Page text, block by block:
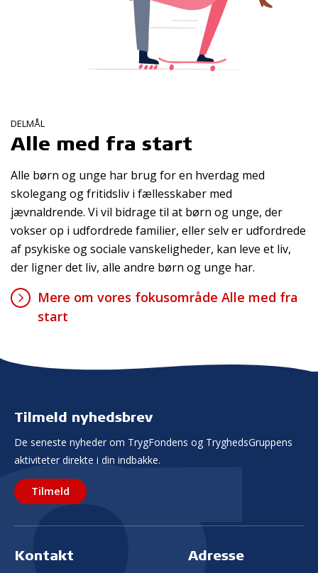
DELMÅL
Alle med fra start
Alle børn og unge har brug for en hverdag med
skolegang og fritidsliv i fællesskaber med
jævnaldrende. Vi vil bidrage til at børn og unge, der
vokser op i udfordrede familier, eller selv er udfordrede
af psykiske og sociale vanskeligheder, kan leve et liv,
der ligner det liv, alle andre børn og unge har.
Mere om vores fokusområde Alle med fra
start
Tilmeld nyhedsbrev
De seneste nyheder om TrygFondens og TryghedsGruppens
aktiviteter direkte i din indbakke.
Tilmeld
Kontakt Adresse